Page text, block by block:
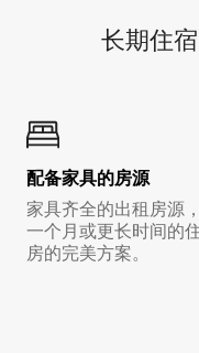
长期住
配备家具的房源
家具齐全的出租房源
一个月或更长时间的
房的完美方案。